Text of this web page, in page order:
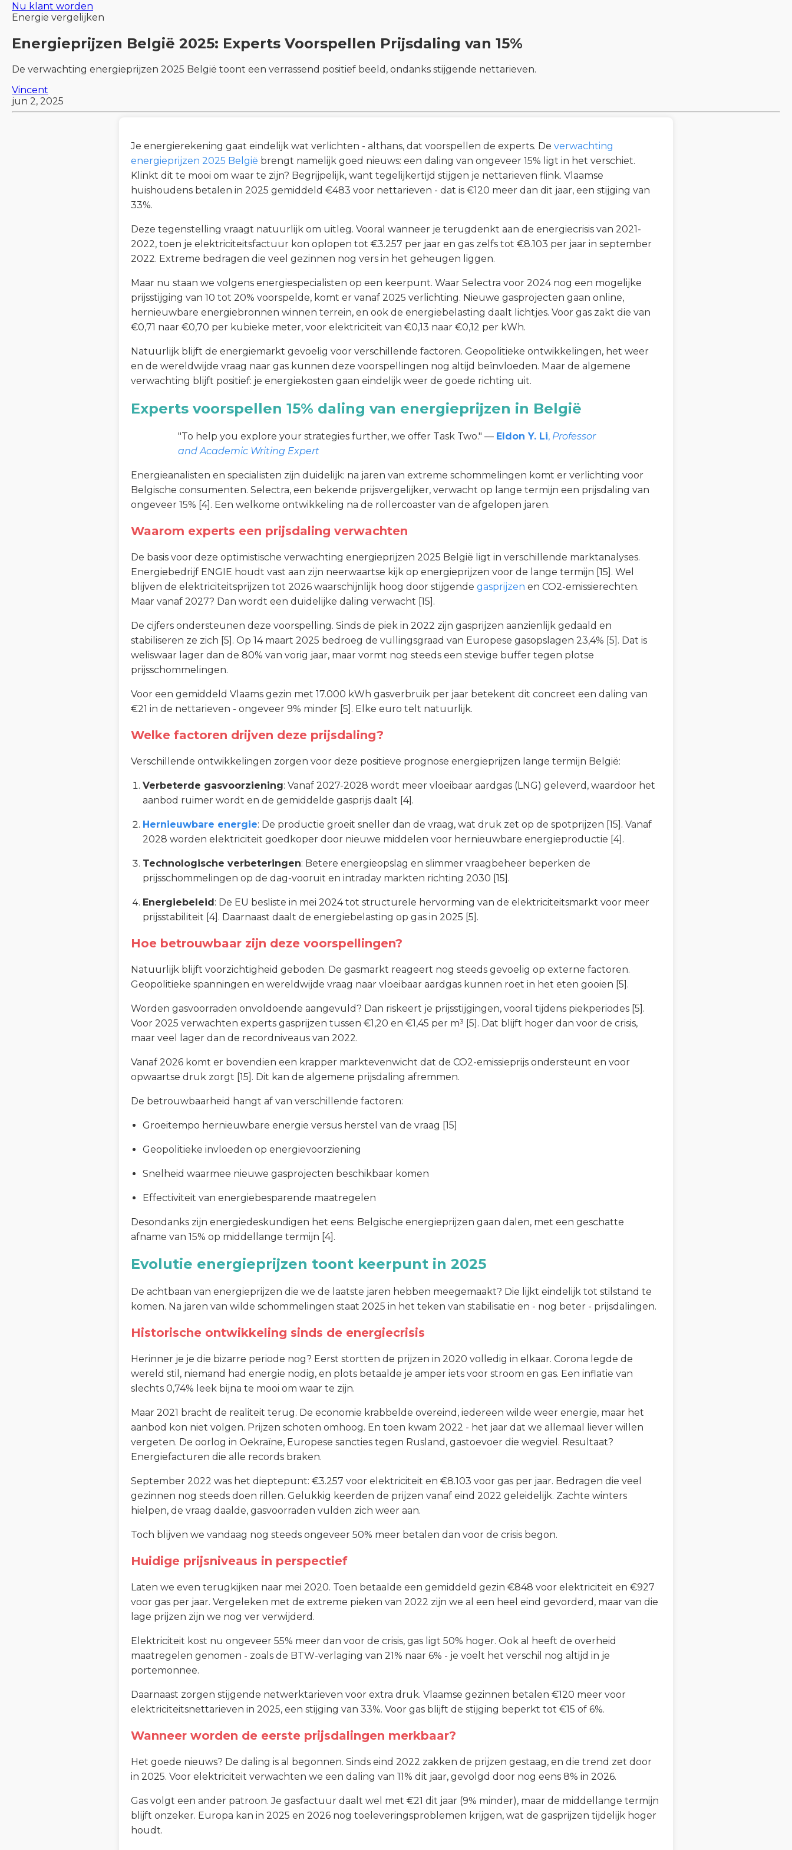
Nu klant worden
Energie vergelijken
Energieprijzen België 2025: Experts Voorspellen Prijsdaling van 15%
De verwachting energieprijzen 2025 België toont een verrassend positief beeld, ondanks stijgende nettarieven.
Vincent
jun 2, 2025
Je energierekening gaat eindelijk wat verlichten - althans, dat voorspellen de experts. De verwachting
energieprijzen 2025 België brengt namelijk goed nieuws: een daling van ongeveer 15% ligt in het verschiet.
Klinkt dit te mooi om waar te zijn? Begrijpelijk, want tegelijkertijd stijgen je nettarieven flink. Vlaamse
huishoudens betalen in 2025 gemiddeld €483 voor nettarieven - dat is €120 meer dan dit jaar, een stijging van
33%.
Deze tegenstelling vraagt natuurlijk om uitleg. Vooral wanneer je terugdenkt aan de energiecrisis van 2021-
2022, toen je elektriciteitsfactuur kon oplopen tot €3.257 per jaar en gas zelfs tot €8.103 per jaar in september
2022. Extreme bedragen die veel gezinnen nog vers in het geheugen liggen.
Maar nu staan we volgens energiespecialisten op een keerpunt. Waar Selectra voor 2024 nog een mogelijke
prijsstijging van 10 tot 20% voorspelde, komt er vanaf 2025 verlichting. Nieuwe gasprojecten gaan online,
hernieuwbare energiebronnen winnen terrein, en ook de energiebelasting daalt lichtjes. Voor gas zakt die van
€0,71 naar €0,70 per kubieke meter, voor elektriciteit van €0,13 naar €0,12 per kWh.
Natuurlijk blijft de energiemarkt gevoelig voor verschillende factoren. Geopolitieke ontwikkelingen, het weer
en de wereldwijde vraag naar gas kunnen deze voorspellingen nog altijd beïnvloeden. Maar de algemene
verwachting blijft positief: je energiekosten gaan eindelijk weer de goede richting uit.
Experts voorspellen 15% daling van energieprijzen in België
"To help you explore your strategies further, we offer Task Two." — Eldon Y. Li, Professor
and Academic Writing Expert
Energieanalisten en specialisten zijn duidelijk: na jaren van extreme schommelingen komt er verlichting voor
Belgische consumenten. Selectra, een bekende prijsvergelijker, verwacht op lange termijn een prijsdaling van
ongeveer 15% [4]. Een welkome ontwikkeling na de rollercoaster van de afgelopen jaren.
Waarom experts een prijsdaling verwachten
De basis voor deze optimistische verwachting energieprijzen 2025 België ligt in verschillende marktanalyses.
Energiebedrijf ENGIE houdt vast aan zijn neerwaartse kijk op energieprijzen voor de lange termijn [15]. Wel
blijven de elektriciteitsprijzen tot 2026 waarschijnlijk hoog door stijgende gasprijzen en CO2-emissierechten.
Maar vanaf 2027? Dan wordt een duidelijke daling verwacht [15].
De cijfers ondersteunen deze voorspelling. Sinds de piek in 2022 zijn gasprijzen aanzienlijk gedaald en
stabiliseren ze zich [5]. Op 14 maart 2025 bedroeg de vullingsgraad van Europese gasopslagen 23,4% [5]. Dat is
weliswaar lager dan de 80% van vorig jaar, maar vormt nog steeds een stevige buffer tegen plotse
prijsschommelingen.
Voor een gemiddeld Vlaams gezin met 17.000 kWh gasverbruik per jaar betekent dit concreet een daling van
€21 in de nettarieven - ongeveer 9% minder [5]. Elke euro telt natuurlijk.
Welke factoren drijven deze prijsdaling?
Verschillende ontwikkelingen zorgen voor deze positieve prognose energieprijzen lange termijn België:
Verbeterde gasvoorziening: Vanaf 2027-2028 wordt meer vloeibaar aardgas (LNG) geleverd, waardoor het
aanbod ruimer wordt en de gemiddelde gasprijs daalt [4].
Hernieuwbare energie: De productie groeit sneller dan de vraag, wat druk zet op de spotprijzen [15]. Vanaf
2028 worden elektriciteit goedkoper door nieuwe middelen voor hernieuwbare energieproductie [4].
Technologische verbeteringen: Betere energieopslag en slimmer vraagbeheer beperken de
prijsschommelingen op de dag-vooruit en intraday markten richting 2030 [15].
Energiebeleid: De EU besliste in mei 2024 tot structurele hervorming van de elektriciteitsmarkt voor meer
prijsstabiliteit [4]. Daarnaast daalt de energiebelasting op gas in 2025 [5].
Hoe betrouwbaar zijn deze voorspellingen?
Natuurlijk blijft voorzichtigheid geboden. De gasmarkt reageert nog steeds gevoelig op externe factoren.
Geopolitieke spanningen en wereldwijde vraag naar vloeibaar aardgas kunnen roet in het eten gooien [5].
Worden gasvoorraden onvoldoende aangevuld? Dan riskeert je prijsstijgingen, vooral tijdens piekperiodes [5].
Voor 2025 verwachten experts gasprijzen tussen €1,20 en €1,45 per m³ [5]. Dat blijft hoger dan voor de crisis,
maar veel lager dan de recordniveaus van 2022.
Vanaf 2026 komt er bovendien een krapper marktevenwicht dat de CO2-emissieprijs ondersteunt en voor
opwaartse druk zorgt [15]. Dit kan de algemene prijsdaling afremmen.
De betrouwbaarheid hangt af van verschillende factoren:
Groeitempo hernieuwbare energie versus herstel van de vraag [15]
Geopolitieke invloeden op energievoorziening
Snelheid waarmee nieuwe gasprojecten beschikbaar komen
Effectiviteit van energiebesparende maatregelen
Desondanks zijn energiedeskundigen het eens: Belgische energieprijzen gaan dalen, met een geschatte
afname van 15% op middellange termijn [4].
Evolutie energieprijzen toont keerpunt in 2025
De achtbaan van energieprijzen die we de laatste jaren hebben meegemaakt? Die lijkt eindelijk tot stilstand te
komen. Na jaren van wilde schommelingen staat 2025 in het teken van stabilisatie en - nog beter - prijsdalingen.
Historische ontwikkeling sinds de energiecrisis
Herinner je je die bizarre periode nog? Eerst stortten de prijzen in 2020 volledig in elkaar. Corona legde de
wereld stil, niemand had energie nodig, en plots betaalde je amper iets voor stroom en gas. Een inflatie van
slechts 0,74% leek bijna te mooi om waar te zijn.
Maar 2021 bracht de realiteit terug. De economie krabbelde overeind, iedereen wilde weer energie, maar het
aanbod kon niet volgen. Prijzen schoten omhoog. En toen kwam 2022 - het jaar dat we allemaal liever willen
vergeten. De oorlog in Oekraïne, Europese sancties tegen Rusland, gastoevoer die wegviel. Resultaat?
Energiefacturen die alle records braken.
September 2022 was het dieptepunt: €3.257 voor elektriciteit en €8.103 voor gas per jaar. Bedragen die veel
gezinnen nog steeds doen rillen. Gelukkig keerden de prijzen vanaf eind 2022 geleidelijk. Zachte winters
hielpen, de vraag daalde, gasvoorraden vulden zich weer aan.
Toch blijven we vandaag nog steeds ongeveer 50% meer betalen dan voor de crisis begon.
Huidige prijsniveaus in perspectief
Laten we even terugkijken naar mei 2020. Toen betaalde een gemiddeld gezin €848 voor elektriciteit en €927
voor gas per jaar. Vergeleken met de extreme pieken van 2022 zijn we al een heel eind gevorderd, maar van die
lage prijzen zijn we nog ver verwijderd.
Elektriciteit kost nu ongeveer 55% meer dan voor de crisis, gas ligt 50% hoger. Ook al heeft de overheid
maatregelen genomen - zoals de BTW-verlaging van 21% naar 6% - je voelt het verschil nog altijd in je
portemonnee.
Daarnaast zorgen stijgende netwerktarieven voor extra druk. Vlaamse gezinnen betalen €120 meer voor
elektriciteitsnettarieven in 2025, een stijging van 33%. Voor gas blijft de stijging beperkt tot €15 of 6%.
Wanneer worden de eerste prijsdalingen merkbaar?
Het goede nieuws? De daling is al begonnen. Sinds eind 2022 zakken de prijzen gestaag, en die trend zet door
in 2025. Voor elektriciteit verwachten we een daling van 11% dit jaar, gevolgd door nog eens 8% in 2026.
Gas volgt een ander patroon. Je gasfactuur daalt wel met €21 dit jaar (9% minder), maar de middellange termijn
blijft onzeker. Europa kan in 2025 en 2026 nog toeleveringsproblemen krijgen, wat de gasprijzen tijdelijk hoger
houdt.